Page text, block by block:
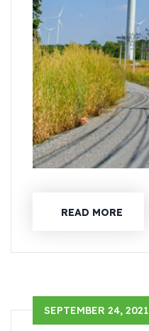
READ MORE
SEPTEMBER 24, 2021